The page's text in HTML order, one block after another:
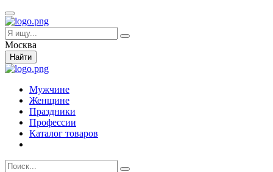
Москва
Найти
Мужчине
Женщине
Праздники
Профессии
Каталог товаров